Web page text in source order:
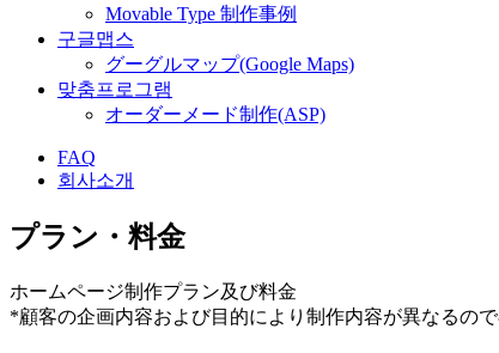
Movable Type 制作事例
구글맵스
グーグルマップ(Google Maps)
맞춤프로그램
オーダーメード制作(ASP)
FAQ
회사소개
プラン・料金
ホームページ制作プラン及び料金
*顧客の企画内容および目的により制作内容が異なるの